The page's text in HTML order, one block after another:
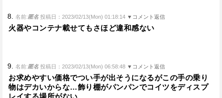
8. 名前:匿名 投稿日：2023/02/13(Mon) 01:18:14 ▼コメント返信
火器やコンテナ載せてもさほど違和感ない
9. 名前:匿名 投稿日：2023/02/13(Mon) 06:58:48 ▼コメント返信
お求めやすい価格でつい手が出そうになるがこの手の乗り
物はデカいからな…飾り棚がパンパンでコイツをディスプ